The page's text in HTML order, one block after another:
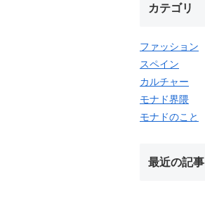
カテゴリ
ファッション
スペイン
カルチャー
モナド界隈
モナドのこと
最近の記事